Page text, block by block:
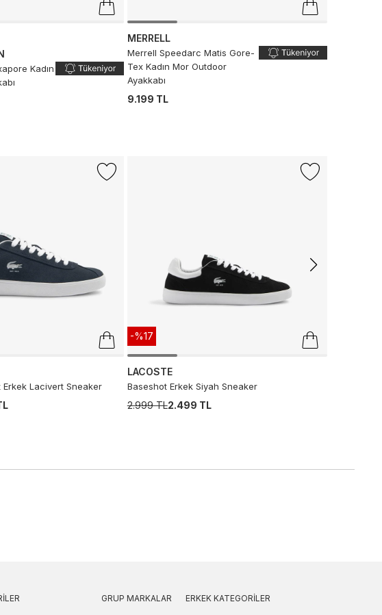
Kadın
MERRELL
Merrell Speedarc Matis Gore-
Tex Kadın Mor Outdoor
Ayakkabı
9.199 TL
Lacivert Sneaker
-%17
LACOSTE
Baseshot Erkek Siyah Sneaker
2.999 TL2.499 TL
GRUP MARKALAR ERKEK KATEGORILER